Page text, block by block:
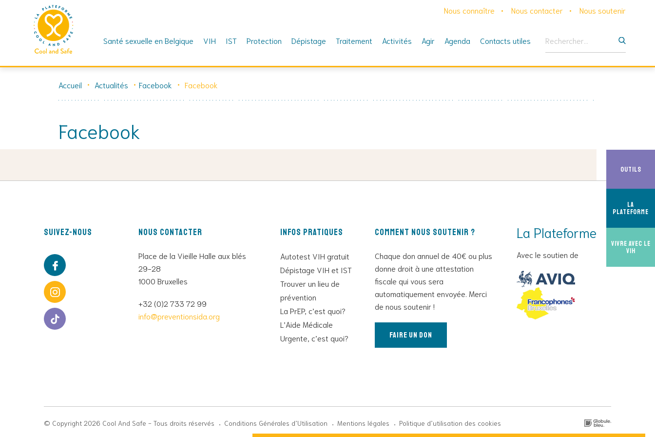
Skip
Nous connaître Nous contacter Nous soutenir
Santé sexuelle en Belgique VIH IST Protection Dépistage Traitement Activités Agir Agenda Contacts utiles
Outils
La
Plateforme
Vivre avec le
VIH
Accueil Actualités Facebook Facebook
Facebook
Suivez-nous Nous contacter
Place de la Vieille Halle aux blés
29-28
1000 Bruxelles
+32 (0)2 733 72 99
info@preventionsida.org
Infos pratiques
Autotest VIH gratuit
Dépistage VIH et IST
Trouver un lieu de
prévention
La PrEP, c’est quoi?
L’Aide Médicale
Urgente, c’est quoi?
Comment nous soutenir ?
Chaque don annuel de 40€ ou plus
donne droit à une attestation
fiscale qui vous sera
automatiquement envoyée. Merci
de nous soutenir !
Faire un don
La Plateforme
Avec le soutien de
© Copyright 2026 Cool And Safe - Tous droits réservés Conditions Générales d’Utilisation Mentions légales Politique d’utilisation des cookies